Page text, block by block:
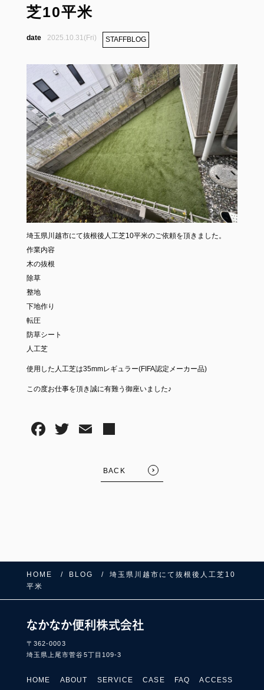
芝10平米
2025.10.31(Fri) STAFFBLOG
埼玉県川越市にて抜根後人工芝10平米のご依頼を頂きました。
作業内容
木の抜根
除草
整地
下地作り
転圧
防草シート
人工芝
使用した人工芝は35mmレギュラー(FIFA認定メーカー品)
この度お仕事を頂き誠に有難う御座いました♪
BACK
HOME BLOG
埼玉県川越市にて抜根後人工芝10
平米
〒362-0003
埼玉県上尾市菅谷5丁目109-3
HOME ABOUT SERVICE CASE FAQ ACCESS